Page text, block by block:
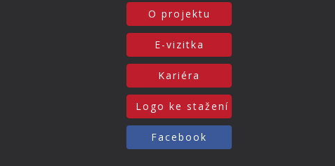
O projektu
E-vizitka
Kariéra
Logo ke stažení
Facebook